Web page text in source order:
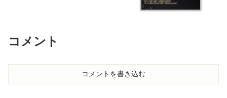
コメント
コメントを書き込む